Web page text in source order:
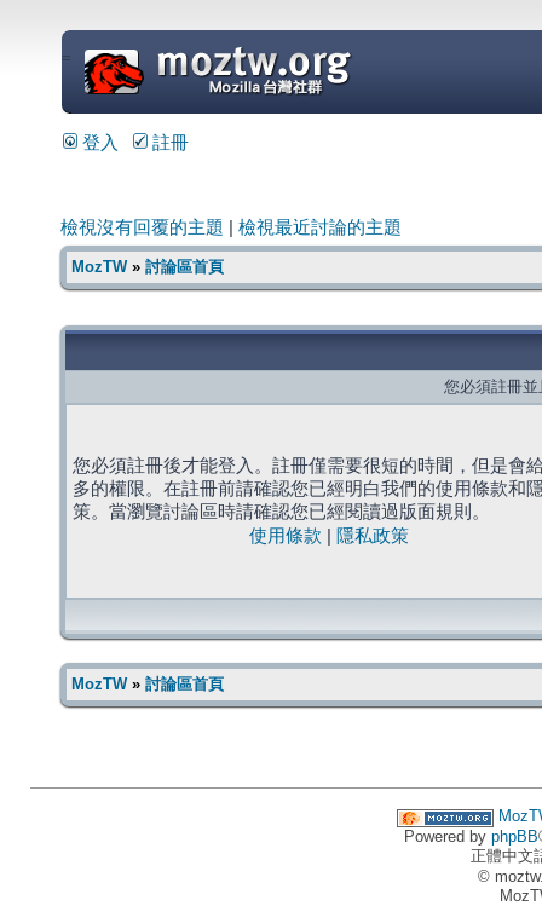
=
登入 註冊
檢視沒有回覆的主題 檢視最近討論的主題
MozTW» 討論區首頁
您必須註冊
您必須註冊後才能登入。註冊僅需要很短的時間，但是會
多的權限。在註冊前請確認您已經明白我們的使用條款和
策。當瀏覽討論區時請確認您已經閱讀過版面規則。
使用條款
隱私政策
MozTW» 討論區首頁
Powered by phpBB
正體中文
©